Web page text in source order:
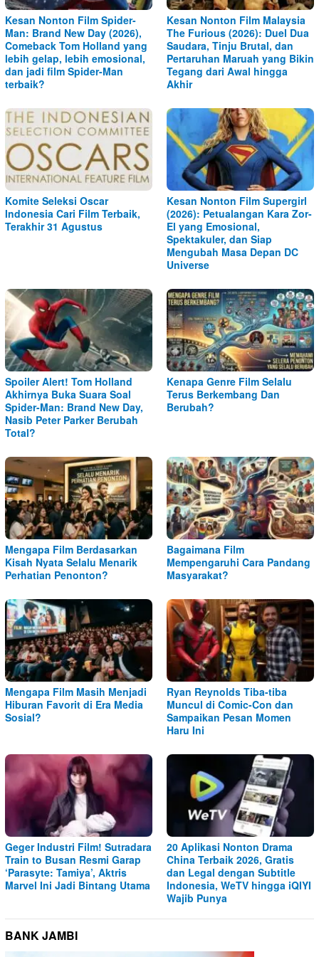
Kesan Nonton Film Spider-
Man: Brand New Day (2026),
Comeback Tom Holland yang
lebih gelap, lebih emosional,
dan jadi film Spider-Man
terbaik?
Kesan Nonton Film Malaysia
The Furious (2026): Duel Dua
Saudara, Tinju Brutal, dan
Pertaruhan Maruah yang Bikin
Tegang dari Awal hingga
Akhir
Komite Seleksi Oscar
Indonesia Cari Film Terbaik,
Terakhir 31 Agustus
Kesan Nonton Film Supergirl
(2026): Petualangan Kara Zor-
El yang Emosional,
Spektakuler, dan Siap
Mengubah Masa Depan DC
Universe
Spoiler Alert! Tom Holland
Akhirnya Buka Suara Soal
Spider-Man: Brand New Day,
Nasib Peter Parker Berubah
Total?
Kenapa Genre Film Selalu
Terus Berkembang Dan
Berubah?
Mengapa Film Berdasarkan
Kisah Nyata Selalu Menarik
Perhatian Penonton?
Bagaimana Film
Mempengaruhi Cara Pandang
Masyarakat?
Mengapa Film Masih Menjadi
Hiburan Favorit di Era Media
Sosial?
Ryan Reynolds Tiba-tiba
Muncul di Comic-Con dan
Sampaikan Pesan Momen
Haru Ini
Geger Industri Film! Sutradara
Train to Busan Resmi Garap
‘Parasyte: Tamiya’, Aktris
Marvel Ini Jadi Bintang Utama
20 Aplikasi Nonton Drama
China Terbaik 2026, Gratis
dan Legal dengan Subtitle
Indonesia, WeTV hingga iQIYI
Wajib Punya
BANK JAMBI